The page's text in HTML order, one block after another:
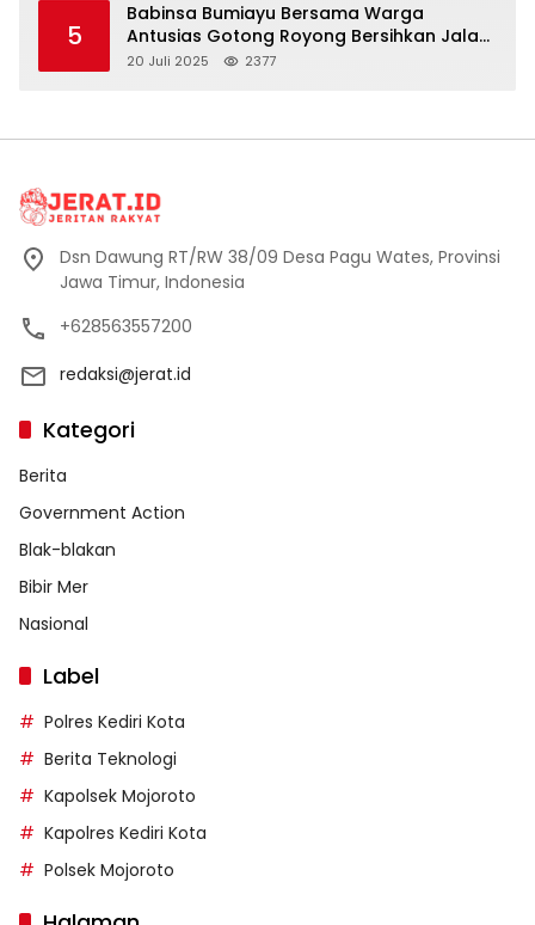
5
Babinsa Bumiayu Bersama Warga
Antusias Gotong Royong Bersihkan Jalan
Dusun Banaran
20 Juli 2025 2377
Dsn Dawung RT/RW 38/09 Desa Pagu Wates, Provinsi
Jawa Timur, Indonesia
+628563557200
redaksi@jerat.id
Kategori
Berita
Government Action
Blak-blakan
Bibir Mer
Nasional
Label
Polres Kediri Kota
Berita Teknologi
Kapolsek Mojoroto
Kapolres Kediri Kota
Polsek Mojoroto